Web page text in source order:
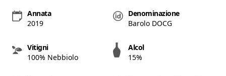
Annata
2019
Denominazione
Barolo DOCG
Vitigni
100% Nebbiolo
Alcol
15%